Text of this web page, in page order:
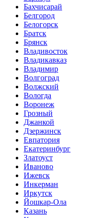
Бахчисарай
Белгород
Белогорск
Братск
Брянск
Владивосток
Владикавказ
Владимир
Волгоград
Волжский
Вологда
Воронеж
Грозный
Джанкой
Дзержинск
Евпатория
Екатеринбург
Златоуст
Иваново
Ижевск
Инкерман
Иркутск
Йошкар-Ола
Казань